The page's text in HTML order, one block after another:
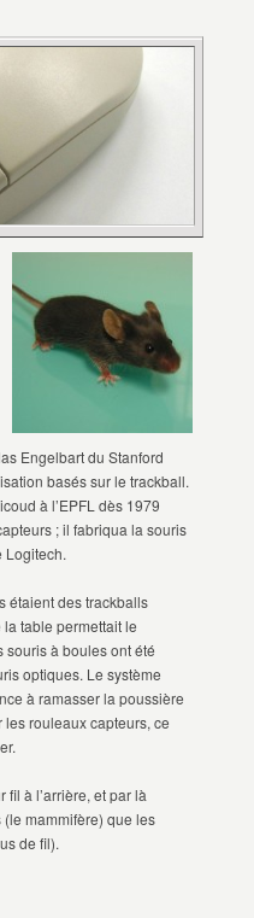
Engelbart du Stanford
basés sur le trackball.
à l’EPFL dès 1979
; il fabriqua la souris
Logitech.
étaient des trackballs
table permettait le
souris à boules ont été
optiques. Le système
à ramasser la poussière
rouleaux capteurs, ce
à l’arrière, et par là
mammifère) que les
de fil).